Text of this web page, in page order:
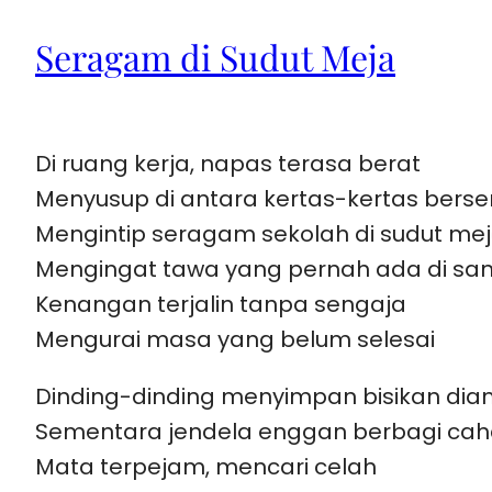
Seragam di Sudut Meja
Di ruang kerja, napas terasa berat
Menyusup di antara kertas-kertas
Mengintip seragam sekolah di sudut
Mengingat tawa yang pernah ada di
Kenangan terjalin tanpa sengaja
Mengurai masa yang belum selesai
Dinding-dinding menyimpan bisikan
Sementara jendela enggan berbagi
Mata terpejam, mencari celah